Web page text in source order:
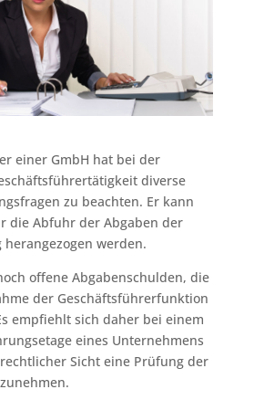
einer GmbH hat bei der
diverse
zu beachten. Er kann
die Abfuhr der Abgaben der
herangezogen werden.
offene Abgabenschulden, die
der Geschäftsführerfunktion
empfiehlt sich daher bei einem
eines Unternehmens
Sicht eine Prüfung der